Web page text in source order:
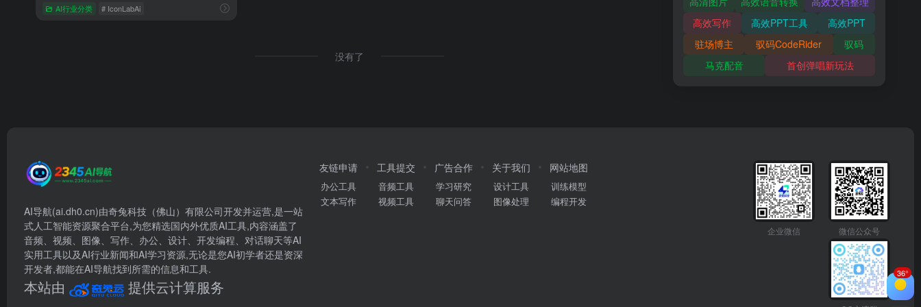
AI行业分类 # IconLabAi
没有了
高效写作
高效PPT工具
高效PPT
驻场博主
驭码CodeRider
驭码
马克配音
首创弹唱新玩法
AI导航(ai.dh0.cn)由奇兔科技（佛山）有限公司开发并运营,是一站
式人工智能资源聚合平台,为您精选国内外优质AI工具,内容涵盖了
音频、视频、图像、写作、办公、设计、开发编程、对话聊天等AI
实用工具以及AI行业新闻和AI学习资源,无论是您AI初学者还是资深
开发者,都能在AI导航找到所需的信息和工具.
本站由 提供云计算服务
友链申请
办公工具
文本写作
工具提交
音频工具
视频工具
广告合作
学习研究
聊天问答
关于我们
设计工具
图像处理
网站地图
训练模型
编程开发
企业微信 微信公众号
36°